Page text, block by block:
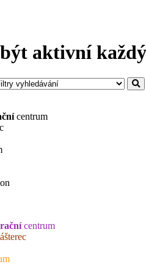
aktivní
centrum
centrum